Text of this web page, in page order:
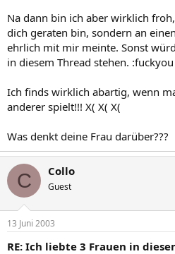
Na dann bin ich aber wirklich
dich geraten bin, sondern an
ehrlich mit mir meinte. Sonst
in diesem Thread stehen. :fuckyou
Ich finds wirklich abartig, wenn
anderer spielt!!! X( X( X(
Was denkt deine Frau darüber???
C Collo
Guest
13 Juni 2003
RE: Ich liebte 3 Frauen in